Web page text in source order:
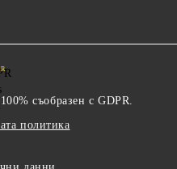
съобразен с GDPR.
политика